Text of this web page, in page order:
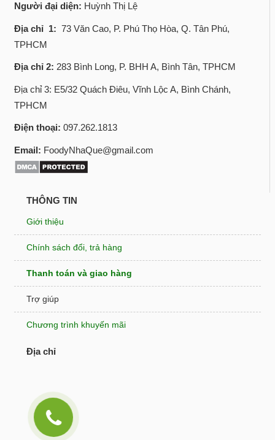
Người đại diện: Huỳnh Thị Lệ
Địa chỉ 1: 73 Văn Cao, P. Phú Thọ Hòa, Q. Tân Phú,
TPHCM
Địa chỉ 2: 283 Bình Long, P. BHH A, Bình Tân, TPHCM
Địa chỉ 3: E5/32 Quách Điêu, Vĩnh Lộc A, Bình Chánh,
TPHCM
Điện thoại: 097.262.1813
Email: FoodyNhaQue@gmail.com
THÔNG TIN
Giới thiệu
Chính sách đổi, trả hàng
Thanh toán và giao hàng
Trợ giúp
Chương trình khuyến mãi
Địa chỉ